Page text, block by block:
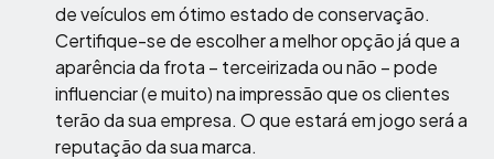
de veículos em ótimo estado de conservação.
Certifique-se de escolher a melhor opção já que a
aparência da frota – terceirizada ou não – pode
influenciar (e muito) na impressão que os clientes
terão da sua empresa. O que estará em jogo será a
reputação da sua marca.